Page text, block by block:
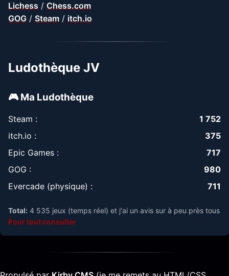
Lichess / Chess.com
GOG / Steam / itch.io
Ludothèque JV
🎮 Ma Ludothèque
Steam :
1 752
itch.io :
375
Epic Games :
717
GOG :
980
Evercade (physique) :
711
Total: 4 535 jeux (temps réel) et j'ai un avis sur à peu près tous
Pour tout consulter